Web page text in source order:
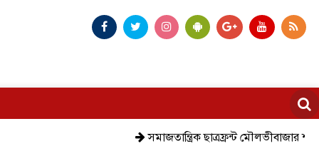
সমাজতান্ত্রিক ছাত্রফ্রন্ট মৌলভীবাজার শহর শাখা